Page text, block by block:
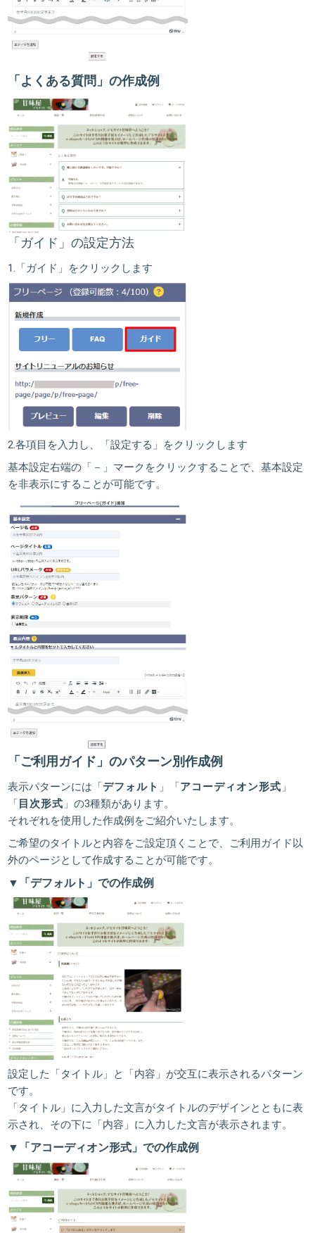
「よくある質問」の作成例
「ガイド」の設定方法
1. 「ガイド」 をクリックします
2.各項目を入力し、 「設定する」 をクリックします
基本設定右端の「－」マークをクリックすることで、基本設定
を非表示にすることが可能です。
「ご利用ガイド」のパターン別作成例
表示パターンには「デフォルト 」「アコーディオン形式 」
「 目次形式 」の3種類があります。
それぞれを使用した作成例をご紹介いたします。
ご希望のタイトルと内容をご設定頂くことで、ご利用ガイド以
外のページとして作成することが可能です。
▼「デフォルト」での作成例
設定した「タイトル」と「内容」が交互に表示されるパターン
です。
「タイトル」に入力した文言がタイトルのデザインとともに表
示され、その下に「内容」に入力した文言が表示されます。
▼「アコーディオン形式」での作成例